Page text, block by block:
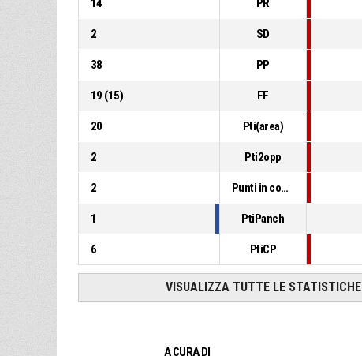
14 PR
2 SD
38 PP
19 (15) FF
20 Pti(area)
2 Pti2opp
2 Punti in contropiede
1 PtiPanch
6 PtiCP
VISUALIZZA TUTTE LE STATISTICHE
A CURA DI